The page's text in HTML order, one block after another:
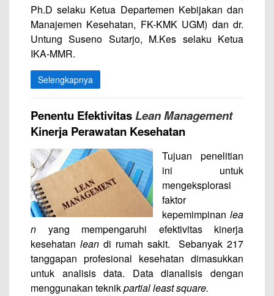
Ph.D selaku Ketua Departemen Kebijakan dan
Manajemen Kesehatan, FK-KMK UGM) dan dr.
Untung Suseno Sutarjo, M.Kes selaku Ketua
IKA-MMR.
Selengkapnya
Penentu EfektivitasLean Management
Kinerja Perawatan Kesehatan
Tujuan penelitian
ini untuk
mengeksplorasi
faktor
kepemimpinan lea
n yang mempengaruhi efektivitas kinerja
kesehatan lean di rumah sakit. Sebanyak 217
tanggapan profesional kesehatan dimasukkan
untuk analisis data. Data dianalisis dengan
menggunakan teknikpartial least square.